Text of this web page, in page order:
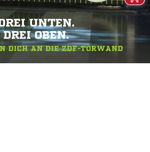
UNTEN.
DREI OBEN.
DICH AN DIE ZDF-TORWAND